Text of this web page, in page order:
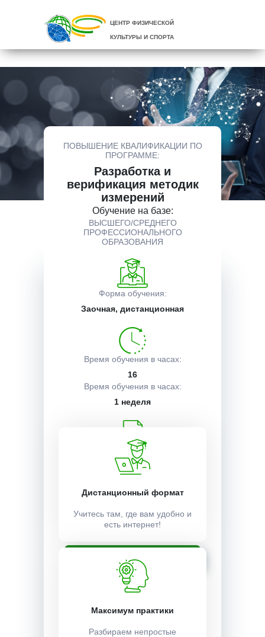
ЦЕНТР ФИЗИЧЕСКОЙ
КУЛЬТУРЫ И СПОРТА
ПОВЫШЕНИЕ КВАЛИФИКАЦИИ ПО
ПРОГРАММЕ:
Разработка и
верификация методик
измерений
Обучение на базе:
ВЫСШЕГО/СРЕДНЕГО
ПРОФЕССИОНАЛЬНОГО
ОБРАЗОВАНИЯ
Форма обучения:
Заочная, дистанционная
Время обучения в часах:
16
Время обучения в часах:
1 неделя
Учебный план:
Получить
Стоимость:
12000 ₽
Описание курса
Получаемые документы
Условия поступления
Дистанционный формат
Учитесь там, где вам удобно и
есть интернет!
Максимум практики
Разбираем непростые